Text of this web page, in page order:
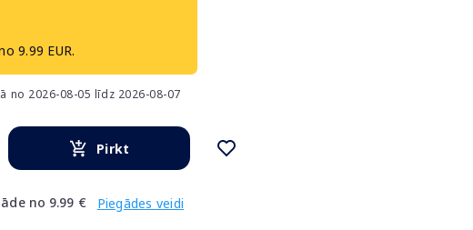
9.99 EUR.
no 2026-08-05 līdz 2026-08-07
Pirkt
no 9.99 € Piegādes veidi